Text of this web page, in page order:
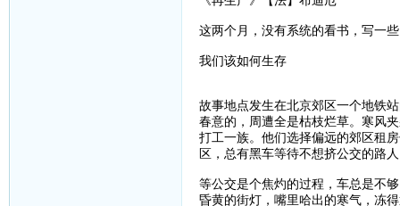
这两个月，没有系统的看书，写一
我们该如何生存
故事地点发生在北京郊区一个地铁
春意的，周遭全是枯枝烂草。寒风
打工一族。他们选择偏远的郊区租
区，总有黑车等待不想挤公交的路
等公交是个焦灼的过程，车总是不
昏黄的街灯，嘴里哈出的寒气，冻